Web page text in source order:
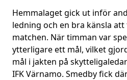
Hemmalaget gick ut inför
ledning och en bra känsla
matchen. När timman var
ytterligare ett mål, vilket
mål i jakten på
IFK Värnamo. Smedby fick